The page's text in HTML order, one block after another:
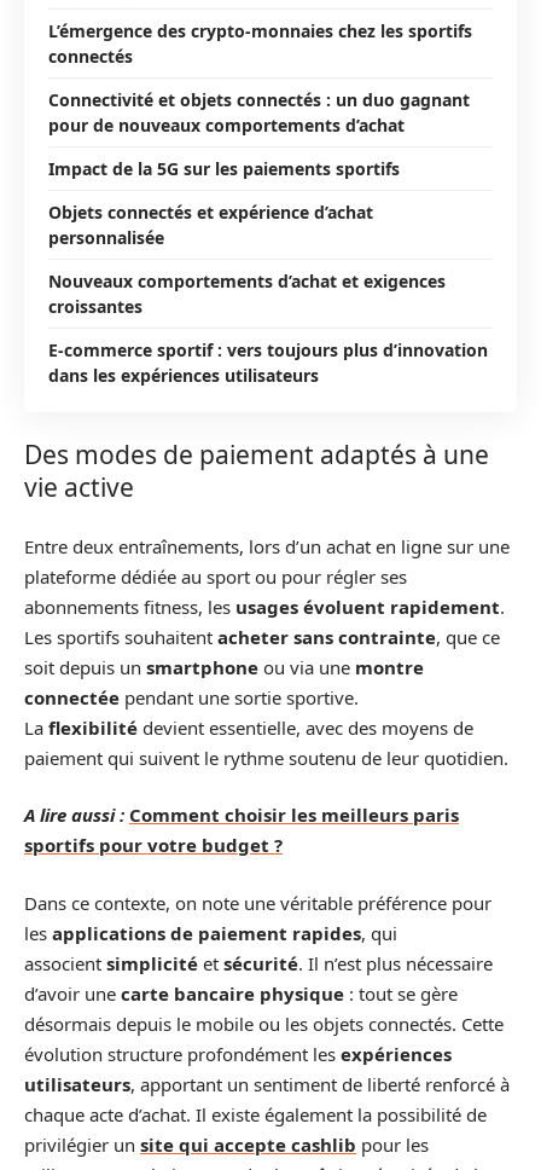
L’émergence des crypto-monnaies chez les sportifs
connectés
Connectivité et objets connectés : un duo gagnant
pour de nouveaux comportements d’achat
Impact de la 5G sur les paiements sportifs
Objets connectés et expérience d’achat
personnalisée
Nouveaux comportements d’achat et exigences
croissantes
E-commerce sportif : vers toujours plus d’innovation
dans les expériences utilisateurs
Des modes de paiement adaptés à une
vie active
Entre deux entraînements, lors d’un achat en ligne sur une
plateforme dédiée au sport ou pour régler ses
abonnements fitness, les usages évoluent rapidement.
Les sportifs souhaitent acheter sans contrainte, que ce
soit depuis un smartphone ou via une montre
connectée pendant une sortie sportive.
La flexibilité devient essentielle, avec des moyens de
paiement qui suivent le rythme soutenu de leur quotidien.
A lire aussi : Comment choisir les meilleurs paris
sportifs pour votre budget ?
Dans ce contexte, on note une véritable préférence pour
les applications de paiement rapides, qui
associent simplicité et sécurité. Il n’est plus nécessaire
d’avoir une carte bancaire physique : tout se gère
désormais depuis le mobile ou les objets connectés. Cette
évolution structure profondément les expériences
utilisateurs, apportant un sentiment de liberté renforcé à
chaque acte d’achat. Il existe également la possibilité de
privilégier un site qui accepte cashlib pour les